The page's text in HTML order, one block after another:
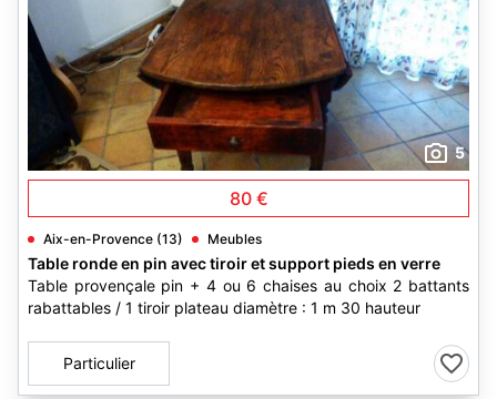
5
80 €
Aix-en-Provence (13) Meubles
Table ronde en pin avec tiroir et support pieds en verre
Table provençale pin + 4 ou 6 chaises au choix 2 battants
rabattables / 1 tiroir plateau diamètre : 1 m 30 hauteur
Particulier